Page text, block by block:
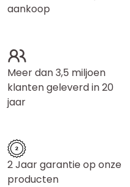
aankoop
Meer dan 3,5 miljoen
klanten geleverd in 20
jaar
2 Jaar garantie op onze
producten